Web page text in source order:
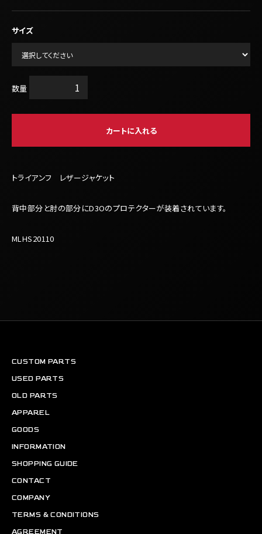
サイズ
数量
カートに入れる
トライアンフ レザージャケット
背中部分と肘の部分にD3Oのプロテクターが装着されています。
MLHS20110
CUSTOM PARTS
USED PARTS
OLD PARTS
APPAREL
GOODS
INFORMATION
SHOPPING GUIDE
CONTACT
COMPANY
TERMS & CONDITIONS
AGREEMENT